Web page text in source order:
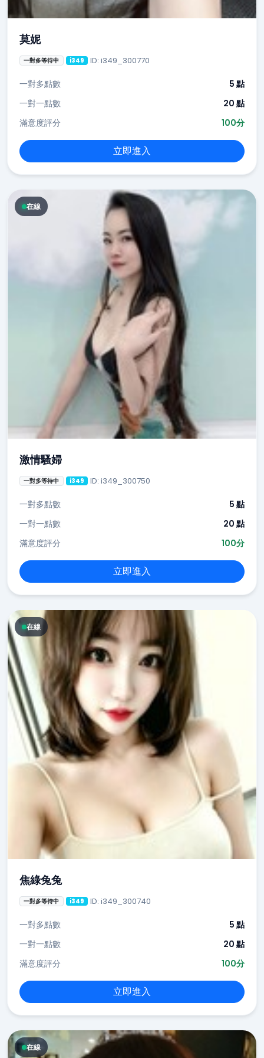
莫妮
一對多等待中 i349 ID: i349_300770
一對多點數
5 點
一對一點數
20 點
滿意度評分
100分
立即進入
在線
激情騷婦
一對多等待中 i349 ID: i349_300750
一對多點數
5 點
一對一點數
20 點
滿意度評分
100分
立即進入
在線
焦綠兔兔
一對多等待中 i349 ID: i349_300740
一對多點數
5 點
一對一點數
20 點
滿意度評分
100分
立即進入
在線